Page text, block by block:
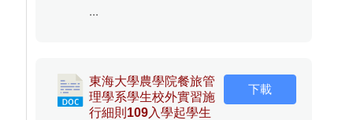
...
東海大學農學院餐旅管
理學系學生校外實習施
行細則109入學起學生
下載